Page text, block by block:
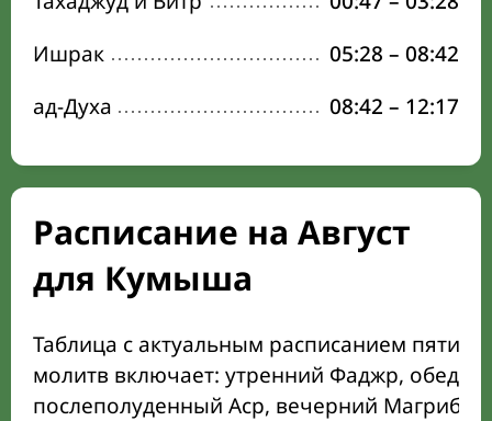
Ишрак
05:28 – 08:42
ад-Духа
08:42 – 12:17
Расписание на Август
для Кумыша
Таблица с актуальным расписанием пяти
молитв включает: утренний Фаджр,
послеполуденный Аср, вечерний Магриб